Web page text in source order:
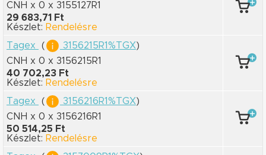
CNH x 0 x 3155127R1
29 683,71 Ft
Készlet: Rendelésre
Tagex
( 3156215R1%TGX)
CNH x 0 x 3156215R1
40 702,23 Ft
Készlet: Rendelésre
Tagex
( 3156216R1%TGX)
CNH x 0 x 3156216R1
50 514,25 Ft
Készlet: Rendelésre